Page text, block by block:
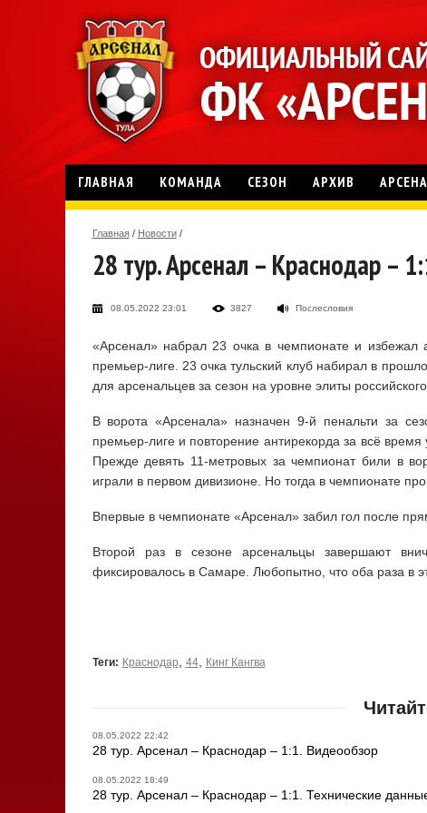
ГЛАВНАЯ КОМАНДА СЕЗОН АРХИВ
Главная / Новости /
28 тур. Арсенал – Краснодар –
08.05.2022 23:01 3827 Послесловия
«Арсенал» набрал 23 очка в чемпионате и избежал
премьер-лиге. 23 очка тульский клуб набирал в
для арсенальцев за сезон на уровне элиты
В ворота «Арсенала» назначен 9-й пенальти за
премьер-лиге и повторение антирекорда за всё
Прежде девять 11-метровых за чемпионат били в
играли в первом дивизионе. Но тогда в чемпионате
Впервые в чемпионате «Арсенал» забил гол после
Второй раз в сезоне арсенальцы завершают
фиксировалось в Самаре. Любопытно, что оба раза в
Теги: Краснодар, 44, Кинг Кангва
08.05.2022 22:42
28 тур. Арсенал – Краснодар – 1:1. Видеообзор
08.05.2022 18:49
28 тур. Арсенал – Краснодар – 1:1. Технические